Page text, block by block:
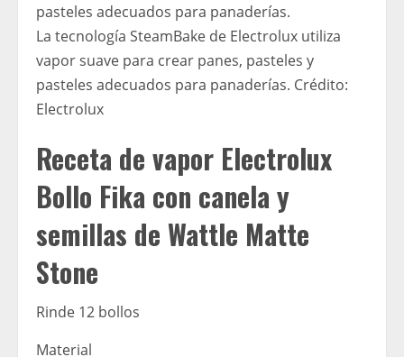
La tecnología SteamBake de Electrolux utiliza
vapor suave para crear panes, pasteles y
pasteles adecuados para panaderías. Crédito:
Electrolux
Receta de vapor Electrolux
Bollo Fika con canela y
semillas de Wattle Matte
Stone
Rinde 12 bollos
Material